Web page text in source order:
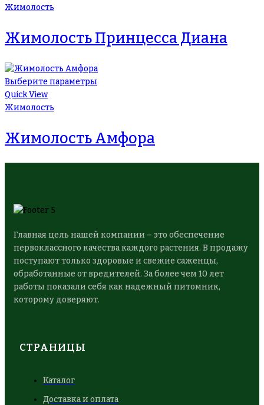
Жимолость
Жимолость Принцесса Диана
Выберите параметры
Quick View
Жимолость
Жимолость Амфора
Главная цель нашей компании – это обеспечение
первоклассного качества каждого растения. В продажу
поступают только здоровые и свежие саженцы,
обработанные от вредителей. За более чем 10 лет
работы показали себя как надежный питомник,
которому доверяют.
СТРАНИЦЫ
Каталог
Доставка и оплата